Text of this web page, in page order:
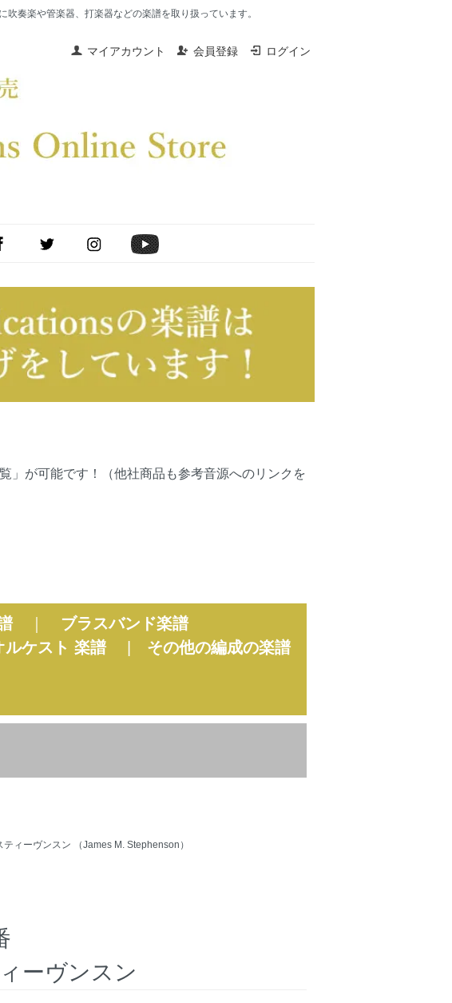
奏楽や管楽器、打楽器などの楽譜を取り扱っています。
マイアカウント 会員登録 ログイン
が可能です！（他社商品も参考音源へのリンクを
｜ ブラスバンド楽譜
ルケスト 楽譜| その他の編成の楽譜
ィーヴンスン （James M. Stephenson）
ーヴンスン